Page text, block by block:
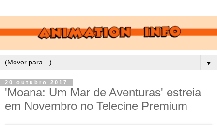
▼
20 outubro 2017
'Moana: Um Mar de Aventuras' estreia
em Novembro no Telecine Premium